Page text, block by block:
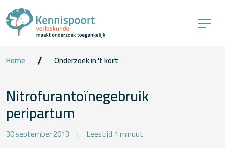
Home Onderzoek in 't kort
Nitrofurantoïnegebruik
peripartum
30 september 2013 Leestijd 1 minuut